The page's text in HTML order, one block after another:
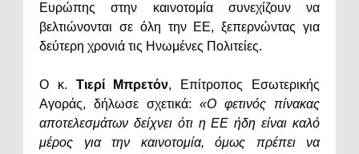
Ευρώπης στην καινοτομία συνεχίζουν να
βελτιώνονται σε όλη την ΕΕ, ξεπερνώντας για
δεύτερη χρονιά τις Ηνωμένες Πολιτείες.
Ο κ. Τιερί Μπρετόν, Επίτροπος Εσωτερικής
Αγοράς, δήλωσε σχετικά: «Ο φετινός πίνακας
αποτελεσμάτων δείχνει ότι η ΕΕ ήδη είναι καλό
μέρος για την καινοτομία, όμως πρέπει να